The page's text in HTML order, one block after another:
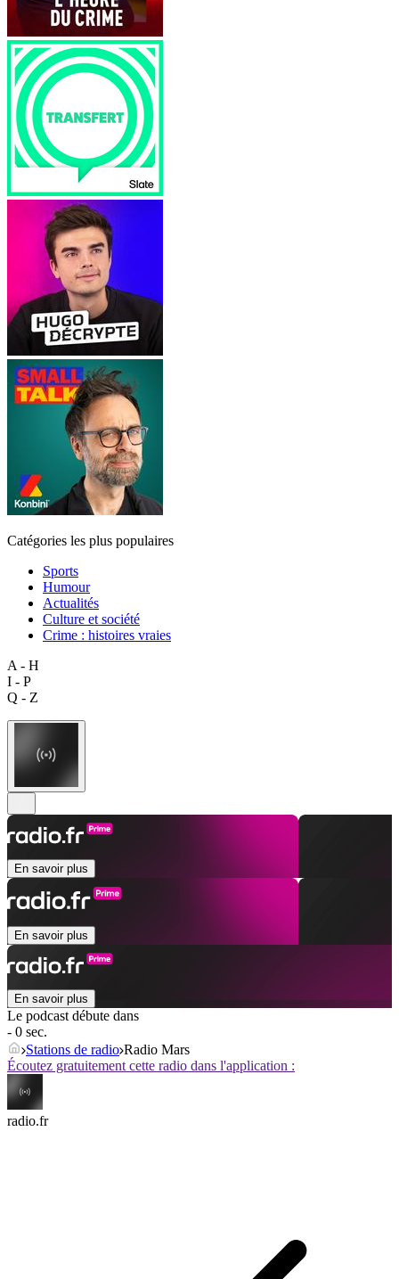
Catégories les plus populaires
Sports
Humour
Actualités
Culture et société
Crime : histoires vraies
A - H
I - P
Q - Z
En savoir plus
En savoir plus
En savoir plus
Le podcast débute dans
- 0 sec.
Stations de radio Radio Mars
Écoutez gratuitement cette radio dans l'application :
radio.fr